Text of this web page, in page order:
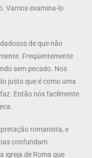
Vamos examina-lo
de que não
Freqüentemente
sem pecado. Nos
justo que é como uma
Então nós facilmente
romanista, e
confundam
igreja de Roma que